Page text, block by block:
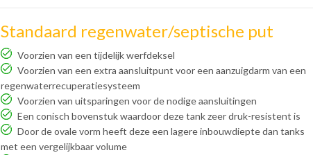
Standaard regenwater/septische put
Voorzien van een tijdelijk werfdeksel
Voorzien van een extra aansluitpunt voor een aanzuigdarm van een
regenwaterrecuperatiesysteem
Voorzien van uitsparingen voor de nodige aansluitingen
Een conisch bovenstuk waardoor deze tank zeer druk-resistent is
Door de ovale vorm heeft deze een lagere inbouwdiepte dan tanks
met een vergelijkbaar volume